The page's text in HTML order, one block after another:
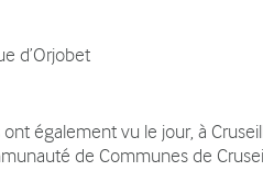
d’Orjobet
également vu le jour, à
de Communes de